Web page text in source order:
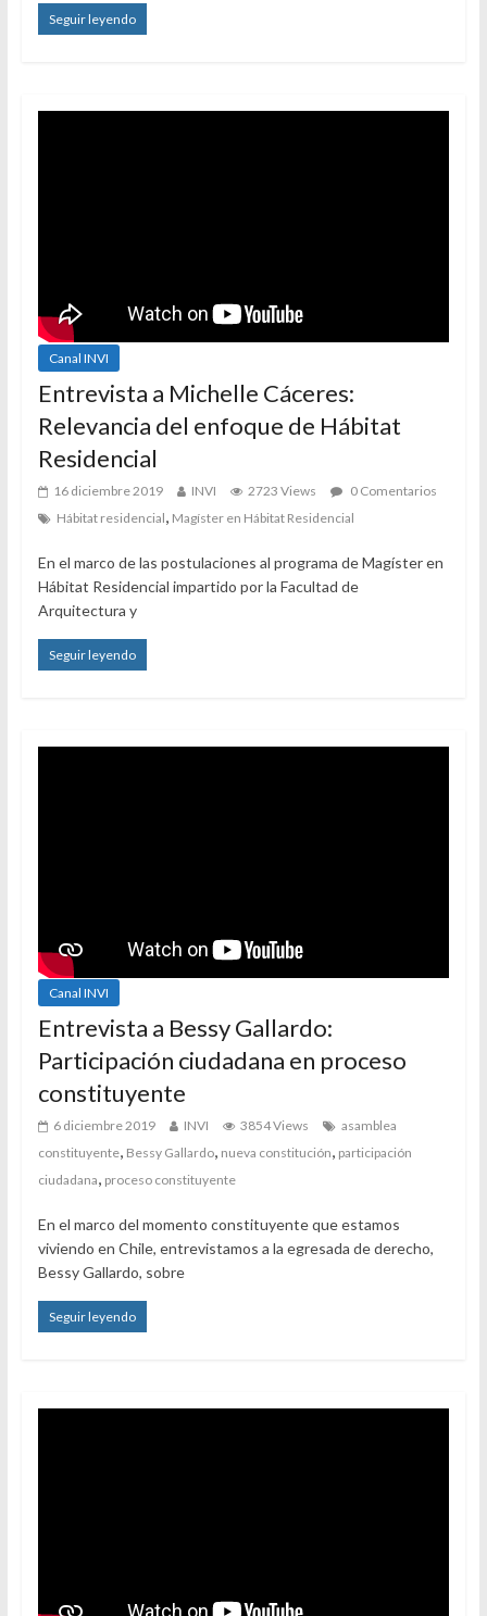
Seguir leyendo
Canal INVI
Entrevista a Michelle Cáceres:
Relevancia del enfoque de Hábitat
Residencial
16 diciembre 2019 INVI 2723 Views
0 Comentarios
Hábitat residencial Magíster en Hábitat Residencial
En el marco de las postulaciones al programa de Magíster en
Hábitat Residencial impartido por la Facultad de
Arquitectura y
Seguir leyendo
Canal INVI
Entrevista a Bessy Gallardo:
Participación ciudadana en proceso
constituyente
6 diciembre 2019 INVI 3854 Views
asamblea
constituyente, Bessy Gallardo, nueva constitución, participación
ciudadana, proceso constituyente
En el marco del momento constituyente que estamos
viviendo en Chile, entrevistamos a la egresada de derecho,
Bessy Gallardo, sobre
Seguir leyendo